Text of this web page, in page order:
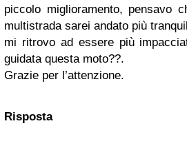
piccolo miglioramento, pensavo
multistrada sarei andato più
mi ritrovo ad essere più
guidata questa moto??.
Grazie per l’attenzione.
Risposta